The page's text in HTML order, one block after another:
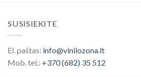
SUSISIEKITE
El. paštas: info@vinilozona.lt
Mob. tel.: +370 (682) 35 512